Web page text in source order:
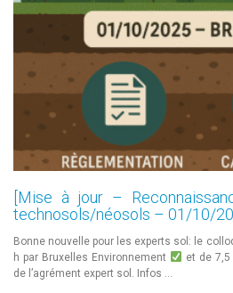
[Mise à jour –
technosols/néosols – 01/10/
Bonne nouvelle pour les experts sol: le
h par Bruxelles Environnement
et de 7,5
de l’agrément expert sol. Infos …